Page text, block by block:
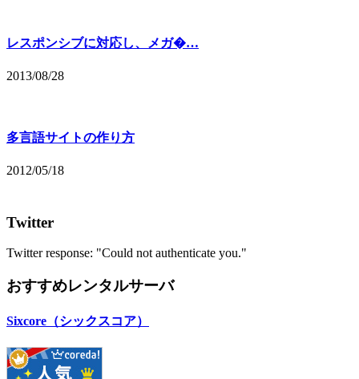
レスポンシブに対応し、メガ�…
2013/08/28
多言語サイトの作り方
2012/05/18
Twitter
Twitter response: "Could not authenticate you."
おすすめレンタルサーバ
Sixcore（シックスコア）